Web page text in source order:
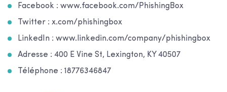
Facebook : www.facebook.com/PhishingBox
Twitter : x.com/phishingbox
LinkedIn : www.linkedin.com/company/phishingbox
Adresse : 400 E Vine St, Lexington, KY 40507
Téléphone : 18776346847